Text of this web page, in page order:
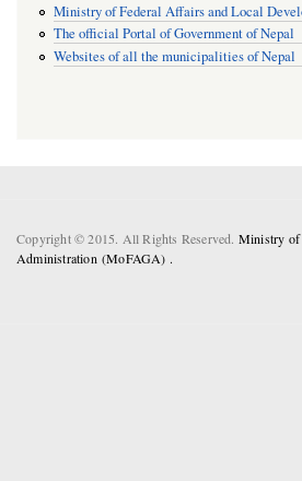
Ministry of Federal Affairs and Local
The official Portal of Government of Nepal
Websites of all the municipalities of Nepal
Copyright © 2015. All Rights Reserved. Ministry of
Administration (MoFAGA) .